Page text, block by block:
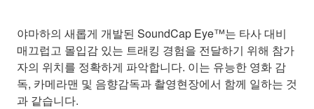
야마하의 새롭게 개발된 SoundCap Eye™는 타사 대비
매끄럽고 몰입감 있는 트래킹 경험을 전달하기 위해 참가
자의 위치를 정확하게 파악합니다. 이는 유능한 영화 감
독, 카메라맨 및 음향감독과 촬영현장에서 함께 일하는 것
과 같습니다.